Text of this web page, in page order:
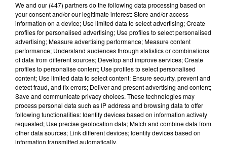
Lecture (4 min 25 sec)
100%
We and our (447) partnersdo the following data processing based on
your consent and/or our legitimate interest: Store and/or access
information on a device; Use limited data to select advertising; Create
profiles for personalised advertising; Use profiles to select personalised
advertising; Measure advertising performance; Measure content
performance; Understand audiences through statistics or combinations
of data from different sources; Develop and improve services; Create
profiles to personalise content; Use profiles to select personalised
content; Use limited data to select content; Ensure security, prevent and
detect fraud, and fix errors; Deliver and present advertising and content;
Save and communicate privacy choices. These technologies may
process personal data such as IP address and browsing data to offer
following functionalities: Identify devices based on information actively
requested; Use precise geolocation data; Match and combine data from
other data sources; Link different devices; Identify devices based on
information transmitted automatically.